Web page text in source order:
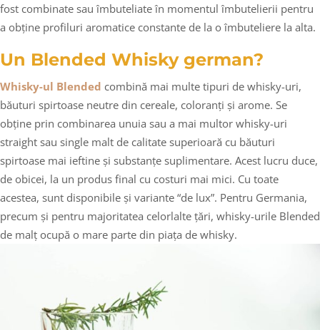
fost combinate sau îmbuteliate în momentul îmbutelierii pentru
a obține profiluri aromatice constante de la o îmbuteliere la alta.
Un Blended Whisky german?
Whisky-ul Blended combină mai multe tipuri de whisky-uri,
băuturi spirtoase neutre din cereale, coloranți și arome. Se
obține prin combinarea unuia sau a mai multor whisky-uri
straight sau single malt de calitate superioară cu băuturi
spirtoase mai ieftine și substanțe suplimentare. Acest lucru duce,
de obicei, la un produs final cu costuri mai mici. Cu toate
acestea, sunt disponibile și variante “de lux”. Pentru Germania,
precum și pentru majoritatea celorlalte țări, whisky-urile Blended
de malț ocupă o mare parte din piața de whisky.